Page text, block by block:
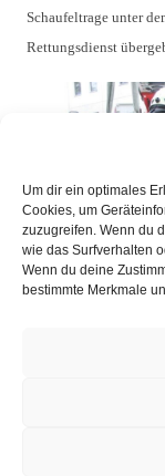
Um dir ein optimales
Cookies, um
zuzugreifen. Wenn du
wie das Surfverhalten
Wenn du deine
bestimmte Merkmale
Schaufeltrage unter
Rettungsdienst
soll auch im